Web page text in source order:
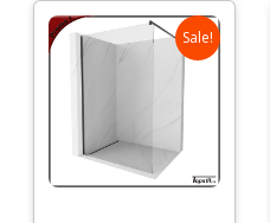
Sale!